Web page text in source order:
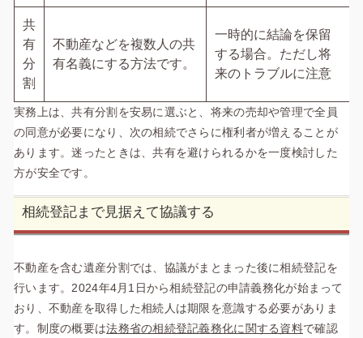
共
有
分
割
不動産などを複数人の共
有名義にする方法です。
一時的に結論を保留
する場合。ただし将
来のトラブルに注意
実務上は、共有分割を安易に選ぶと、将来の売却や管理で全員
の同意が必要になり、次の相続でさらに権利者が増えることが
あります。迷ったときは、共有を避けられるかを一度検討した
方が安全です。
相続登記まで見据えて協議する
不動産を含む遺産分割では、協議がまとまった後に相続登記を
行います。2024年4月1日から相続登記の申請義務化が始まって
おり、不動産を取得した相続人は期限を意識する必要がありま
す。制度の概要は法務省の相続登記義務化に関する資料で確認